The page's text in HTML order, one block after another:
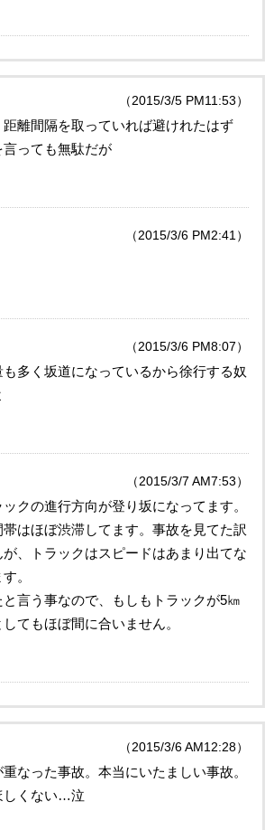
（2015/3/5 PM11:53）
距離間隔を取っていれば避けれたはず
っても無駄だが
（2015/3/6 PM2:41）
（2015/3/6 PM8:07）
多く坂道になっているから徐行する奴
（2015/3/7 AM7:53）
クの進行方向が登り坂になってます。
はほぼ渋滞してます。事故を見てた訳
、トラックはスピードはあまり出てな
。
言う事なので、もしもトラックが5㎞
てもほぼ間に合いません。
（2015/3/6 AM12:28）
なった事故。本当にいたましい事故。
しくない…泣